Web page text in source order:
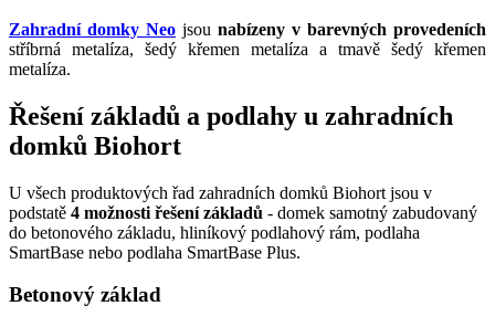
Zahradní domky Neo jsou nabízeny v barevných provedeních
stříbrná metalíza, šedý křemen metalíza a tmavě šedý křemen
metalíza.
Řešení základů a podlahy u zahradních
domků Biohort
U všech produktových řad zahradních domků Biohort jsou v
podstatě 4 možnosti řešení základů - domek samotný zabudovaný
do betonového základu, hliníkový podlahový rám, podlaha
SmartBase nebo podlaha SmartBase Plus.
Betonový základ